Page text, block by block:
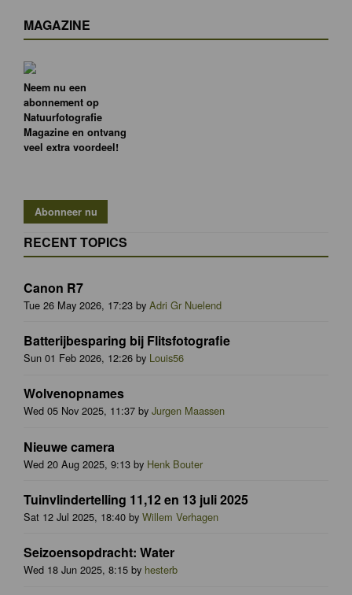
MAGAZINE
Neem nu een
abonnement op
Natuurfotografie
Magazine en ontvang
veel extra voordeel!
RECENT TOPICS
Canon R7
Tue 26 May 2026, 17:23 by Adri Gr Nuelend
Batterijbesparing bij Flitsfotografie
Sun 01 Feb 2026, 12:26 by Louis56
Wolvenopnames
Wed 05 Nov 2025, 11:37 by Jurgen Maassen
Nieuwe camera
Wed 20 Aug 2025, 9:13 by Henk Bouter
Tuinvlindertelling 11,12 en 13 juli 2025
Sat 12 Jul 2025, 18:40 by Willem Verhagen
Seizoensopdracht: Water
Wed 18 Jun 2025, 8:15 by hesterb